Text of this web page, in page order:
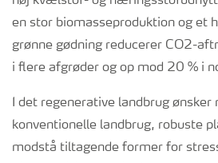
en stor biomasseproduktion og et
grønne gødning reducerer CO2-
i flere afgrøder og op mod 20 % i
I det regenerative landbrug ønsker
konventionelle landbrug, robuste
modstå tiltagende former for